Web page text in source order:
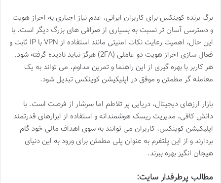
برگ برنده کوینکس برای کاربران ایرانی، عدم نیاز اجباری به احراز هویت
و دسترسی آسان تر نسبت به بسیاری از صرافی های بزرگ دیگر است. با
این حال، اهمیت رعایت نکات امنیتی مانند استفاده از VPN با IP ثابت و
فعال سازی احراز هویت دو عاملی (2FA) هرگز نباید نادیده گرفته شود.
هر کاربر با بهره گیری از این راهنما و تمرین مداوم، می تواند به یک
معامله گر مطمئن و موفق در اپلیکیشن کوینکس تبدیل شود.
بازار ارزهای دیجیتال، دریایی پر تلاطم اما سرشار از فرصت است. با
دانش کافی، مدیریت ریسک هوشمندانه و استفاده از ابزارهای قدرتمند
اپلیکیشن کوینکس، کاربران می توانند به سوی اهداف مالی خود گام
بردارند و از این پلتفرم به عنوان پلی مطمئن برای ورود به این دنیای
هیجان انگیز بهره ببرند.
مطالب پرطرفدار سایت: